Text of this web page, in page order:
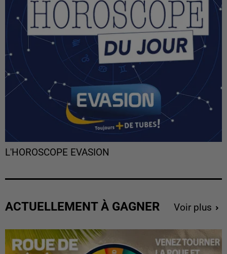
L'HOROSCOPE EVASION
ACTUELLEMENT À GAGNER Voir plus